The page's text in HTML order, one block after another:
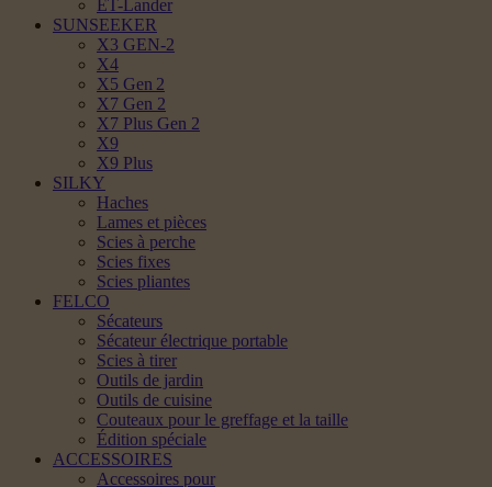
ET-Lander
SUNSEEKER
X3 GEN-2
X4
X5 Gen 2
X7 Gen 2
X7 Plus Gen 2
X9
X9 Plus
SILKY
Haches
Lames et pièces
Scies à perche
Scies fixes
Scies pliantes
FELCO
Sécateurs
Sécateur électrique portable
Scies à tirer
Outils de jardin
Outils de cuisine
Couteaux pour le greffage et la taille
Édition spéciale
ACCESSOIRES
Accessoires pour